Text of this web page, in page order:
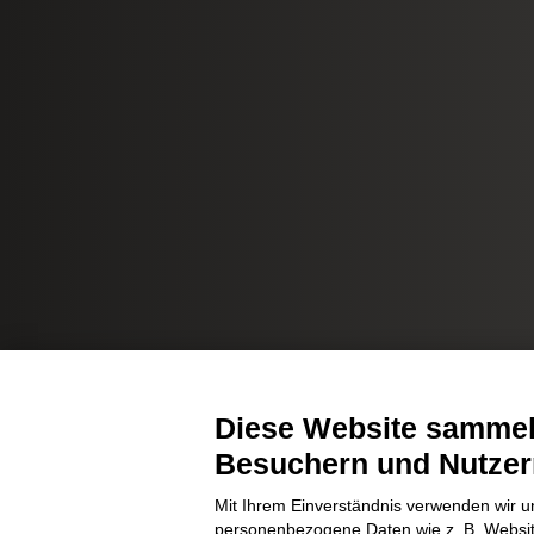
Diese Website
Besuchern und
Mit Ihrem Einverständnis verwenden wir
personenbezogene Daten wie z. B.